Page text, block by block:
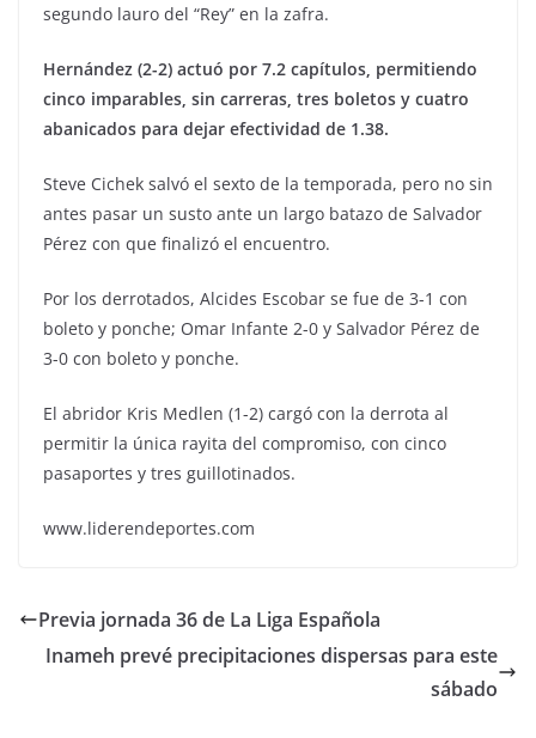
segundo lauro del “Rey” en la zafra.
Hernández (2-2) actuó por 7.2 capítulos, permitiendo
cinco imparables, sin carreras, tres boletos y cuatro
abanicados para dejar efectividad de 1.38.
Steve Cichek salvó el sexto de la temporada, pero no sin
antes pasar un susto ante un largo batazo de Salvador
Pérez con que finalizó el encuentro.
Por los derrotados, Alcides Escobar se fue de 3-1 con
boleto y ponche; Omar Infante 2-0 y Salvador Pérez de
3-0 con boleto y ponche.
El abridor Kris Medlen (1-2) cargó con la derrota al
permitir la única rayita del compromiso, con cinco
pasaportes y tres guillotinados.
www.liderendeportes.com
Previa jornada 36 de La Liga Española
Inameh prevé precipitaciones dispersas para este
sábado